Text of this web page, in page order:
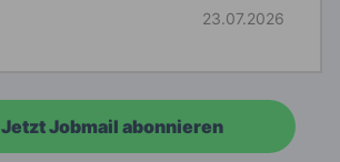
23.07.2026
Jetzt Jobmail abonnieren